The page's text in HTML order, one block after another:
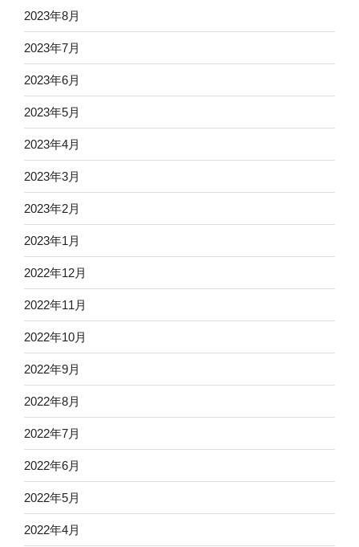
2023年8月
2023年7月
2023年6月
2023年5月
2023年4月
2023年3月
2023年2月
2023年1月
2022年12月
2022年11月
2022年10月
2022年9月
2022年8月
2022年7月
2022年6月
2022年5月
2022年4月